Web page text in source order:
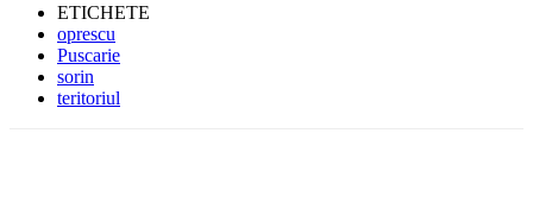
ETICHETE
oprescu
Puscarie
sorin
teritoriul